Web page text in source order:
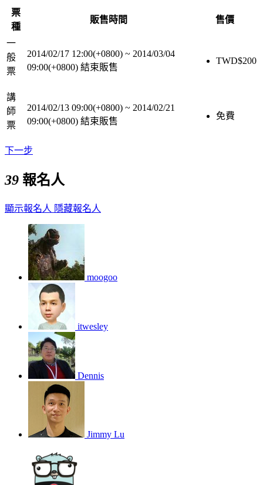
票
種
販售時間 售價
一
般
票
2014/02/17 12:00(+0800) ~ 2014/03/04
09:00(+0800) 結束販售
TWD$200
講
師
票
2014/02/13 09:00(+0800) ~ 2014/02/21
09:00(+0800) 結束販售
免費
下一步
39 報名人
顯示報名人 隱藏報名人
moogoo
itwesley
Dennis
Jimmy Lu